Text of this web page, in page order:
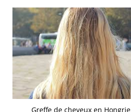
Greffe de cheveux en Hongrie